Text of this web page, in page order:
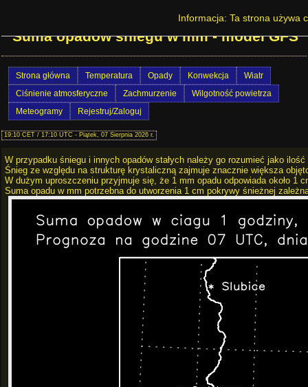
Prognoza pogody na Dolnym Śląsku -
Suma opadów śniegu w mm - model GFS
Strona główna Temperatura Opady Konwekcja
Wiatr
Ciśnienie atmosferyczne
Zachmurzenie
Wilgotność powietrza
Meteogramy
Rejestruj/Zaloguj
19:10 CET / 17:10 UTC - Piątek, 07 Sierpnia 2026 r.
W przypadku śniegu i innych opadów stałych należy go rozumieć jako
Śnieg ze względu na strukturę krystaliczną zajmuje znacznie większa
W dużym uproszczeniu przyjmuje się, że 1 mm opadu odpowiada około 1
Suma opadu w mm potrzebna do utworzenia 1 cm pokrywy śnieżnej
Informacja: Ta strona używa